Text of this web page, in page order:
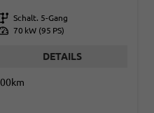
Getriebe Schalt. 5-Gang
Leistung 70 kW (95 PS)
DETAILS